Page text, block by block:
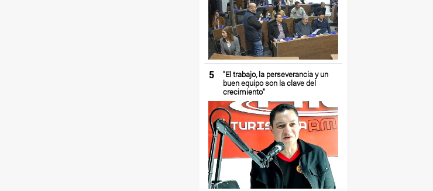
5
"El trabajo, la perseverancia y un
buen equipo son la clave del
crecimiento"